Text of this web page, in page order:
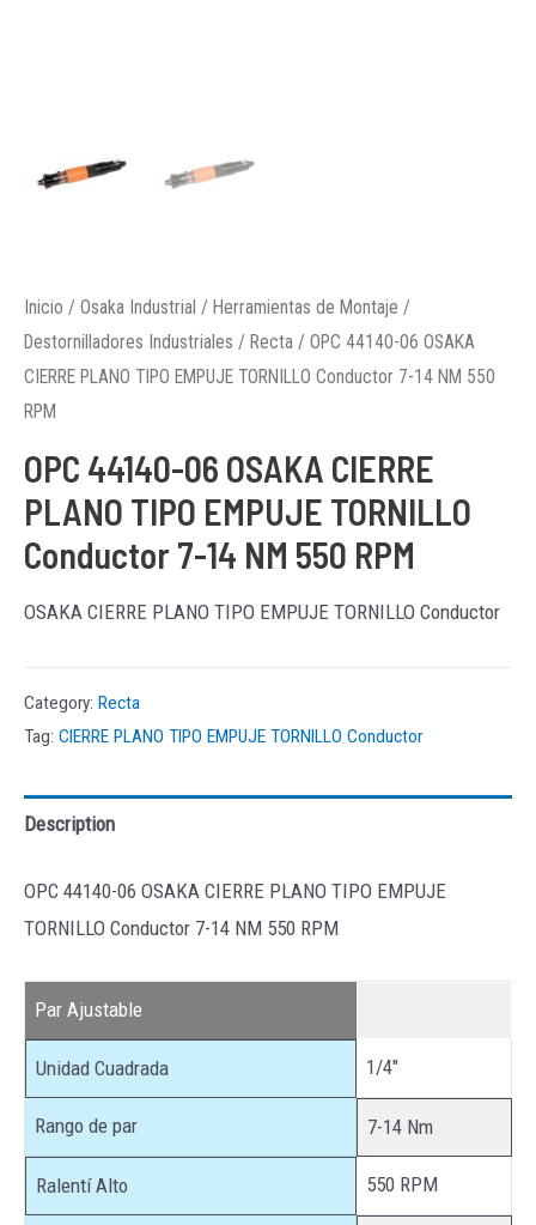
Inicio / Osaka Industrial / Herramientas de Montaje /
Destornilladores Industriales / Recta / OPC 44140-06 OSAKA
CIERRE PLANO TIPO EMPUJE TORNILLO Conductor 7-14 NM 550
RPM
OPC 44140-06 OSAKA CIERRE
PLANO TIPO EMPUJE TORNILLO
Conductor 7-14 NM 550 RPM
OSAKA CIERRE PLANO TIPO EMPUJE TORNILLO Conductor
Category: Recta
Tag: CIERRE PLANO TIPO EMPUJE TORNILLO Conductor
Description
OPC 44140-06 OSAKA CIERRE PLANO TIPO EMPUJE
TORNILLO Conductor 7-14 NM 550 RPM
Par Ajustable
Unidad Cuadrada 1/4″
Rango de par 7-14 Nm
Ralentí Alto 550 RPM